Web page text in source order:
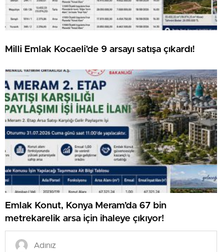
Milli Emlak Kocaeli’de 9 arsayı satışa çıkardı!
Emlak Konut, Konya Meram’da 67 bin
metrekarelik arsa için ihaleye çıkıyor!